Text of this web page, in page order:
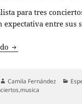
para tres
expectativa entre sus
Bad Bunny
Autor
Camila Fernández
,musica